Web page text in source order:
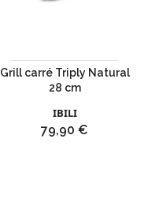
Grill carré Triply Natural
28 cm
IBILI
Prix
79,90 €